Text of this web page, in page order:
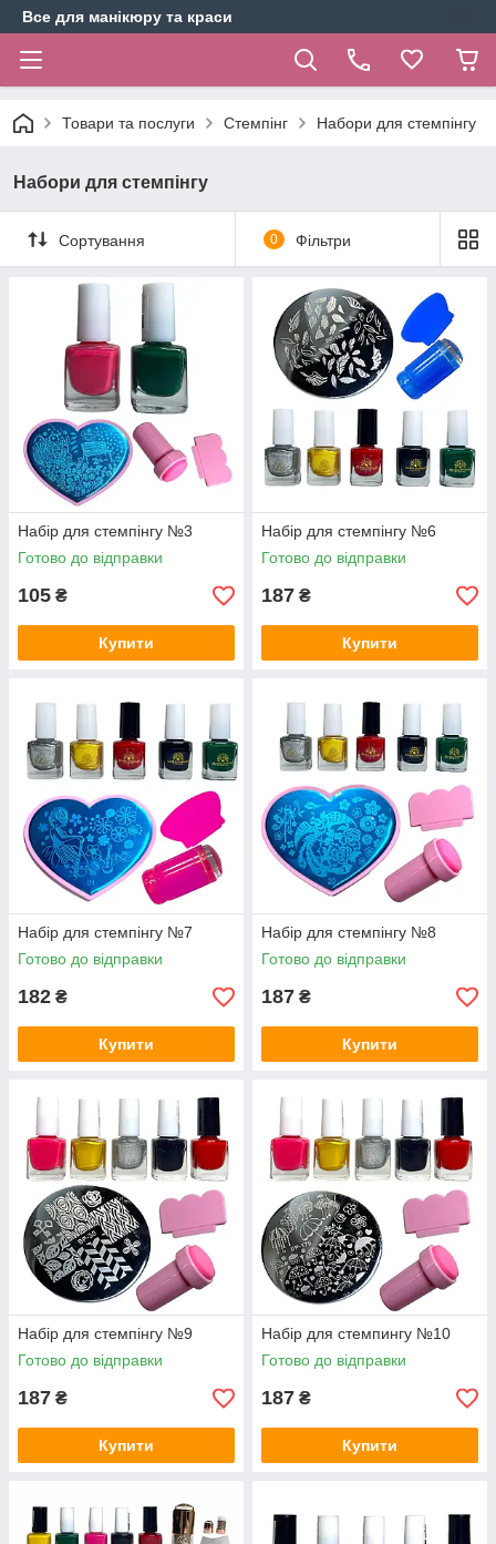
Все для манікюру та краси
Товари та послуги Стемпінг Набори для стемпінгу
Набори для стемпінгу
Сортування 0 Фільтри
Набір для стемпінгу №3
Готово до відправки
105 ₴
Купити
Набір для стемпінгу №6
Готово до відправки
187 ₴
Купити
Набір для стемпінгу №7
Готово до відправки
182 ₴
Купити
Набір для стемпінгу №8
Готово до відправки
187 ₴
Купити
Набір для стемпінгу №9
Готово до відправки
187 ₴
Купити
Набір для стемпингу №10
Готово до відправки
187 ₴
Купити